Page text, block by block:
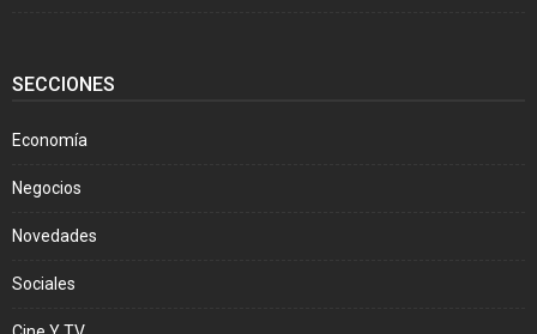
SECCIONES
Economía
Negocios
Novedades
Sociales